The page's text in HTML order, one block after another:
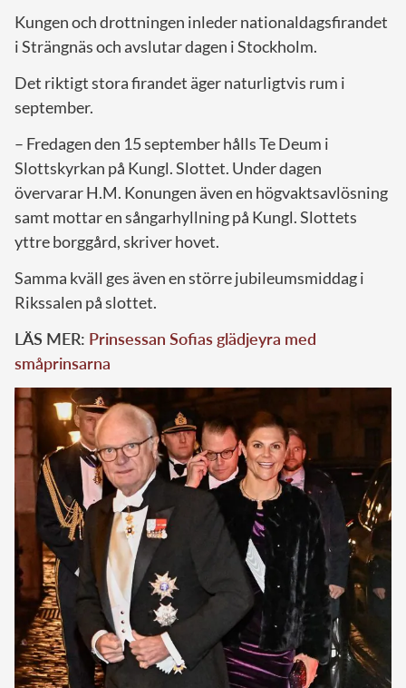
Kungen och drottningen inleder nationaldagsfirandet
i Strängnäs och avslutar dagen i Stockholm.
Det riktigt stora firandet äger naturligtvis rum i
september.
– Fredagen den 15 september hålls Te Deum i
Slottskyrkan på Kungl. Slottet. Under dagen
övervarar H.M. Konungen även en högvaktsavlösning
samt mottar en sångarhyllning på Kungl. Slottets
yttre borggård, skriver hovet.
Samma kväll ges även en större jubileumsmiddag i
Rikssalen på slottet.
LÄS MER: Prinsessan Sofias glädjeyra med
småprinsarna